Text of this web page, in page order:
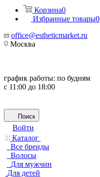
Корзина0
Избранные товары0
office@estheticmarket.ru
Москва
график работы: по будням
с 11:00 до 18:00
Поиск
Войти
Каталог
Все бренды
Волосы
Для мужчин
Для детей